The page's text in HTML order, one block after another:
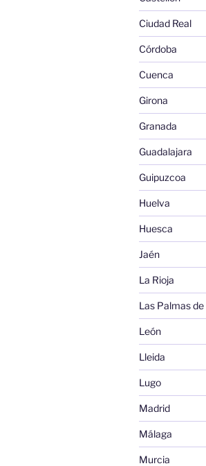
Ciudad Real
Córdoba
Cuenca
Girona
Granada
Guadalajara
Guipuzcoa
Huelva
Huesca
Jaén
La Rioja
Las Palmas
León
Lleida
Lugo
Madrid
Málaga
Murcia